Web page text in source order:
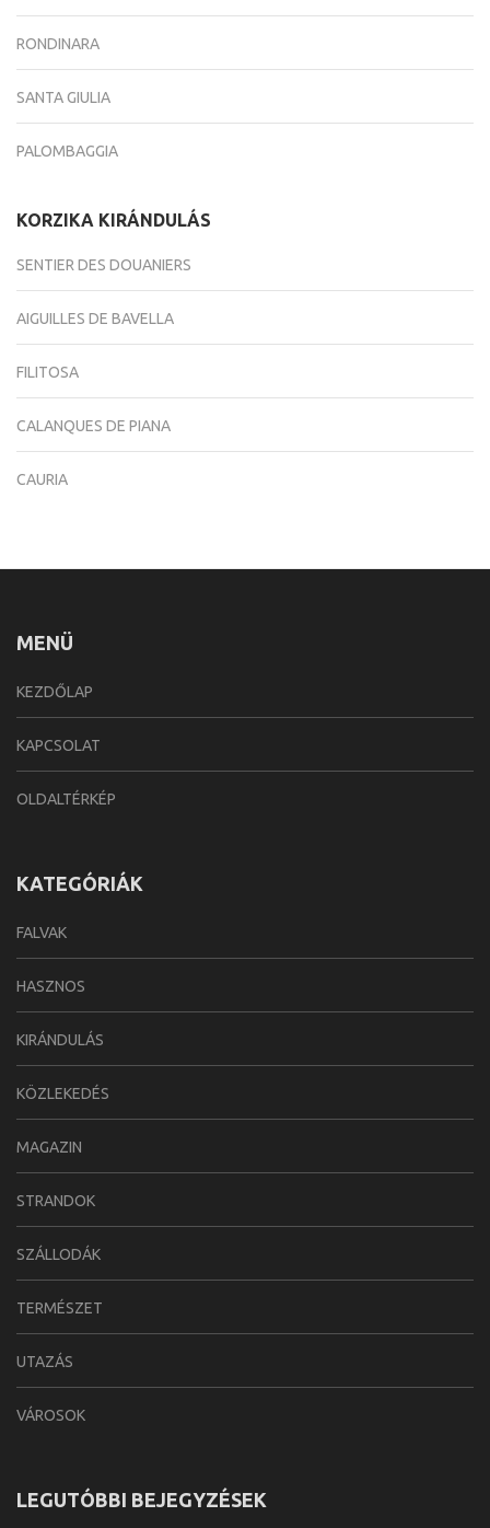
RONDINARA
SANTA GIULIA
PALOMBAGGIA
KORZIKA KIRÁNDULÁS
SENTIER DES DOUANIERS
AIGUILLES DE BAVELLA
FILITOSA
CALANQUES DE PIANA
CAURIA
MENÜ
KEZDŐLAP
KAPCSOLAT
OLDALTÉRKÉP
KATEGÓRIÁK
FALVAK
HASZNOS
KIRÁNDULÁS
KÖZLEKEDÉS
MAGAZIN
STRANDOK
SZÁLLODÁK
TERMÉSZET
UTAZÁS
VÁROSOK
LEGUTÓBBI BEJEGYZÉSEK